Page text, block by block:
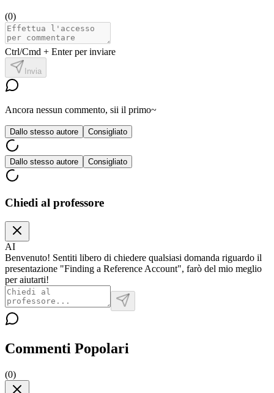
(0)
Ctrl/Cmd + Enter per inviare
Invia
Ancora nessun commento, sii il primo~
Dallo stesso autore Consigliato
Dallo stesso autore Consigliato
Chiedi al professore
AI
Benvenuto! Sentiti libero di chiedere qualsiasi domanda riguardo il
presentazione "Finding a Reference Account", farò del mio meglio
per aiutarti!
Commenti Popolari
(0)